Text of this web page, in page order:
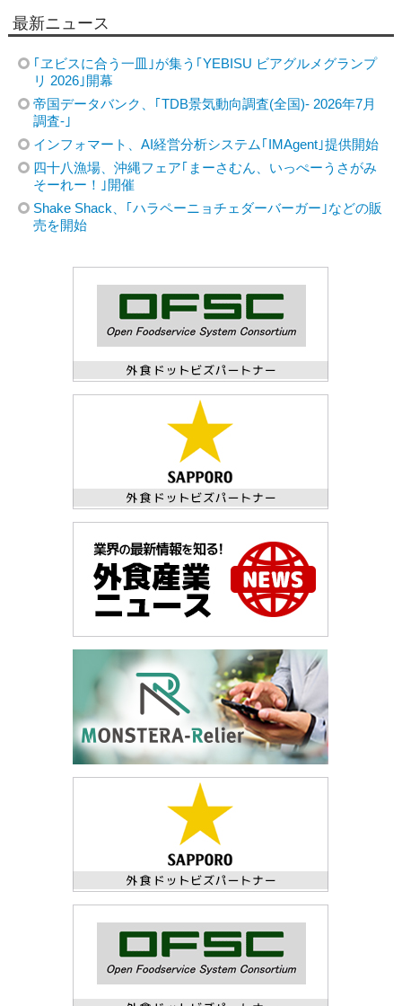
最新ニュース
｢ヱビスに合う一皿｣が集う｢YEBISU ビアグルメグランプ
リ 2026｣開幕
帝国データバンク、｢TDB景気動向調査(全国)- 2026年7月
調査-｣
インフォマート、AI経営分析システム｢IMAgent｣提供開始
四十八漁場、沖縄フェア｢まーさむん、いっぺーうさがみ
そーれー！｣開催
Shake Shack、｢ハラペーニョチェダーバーガー｣などの販
売を開始